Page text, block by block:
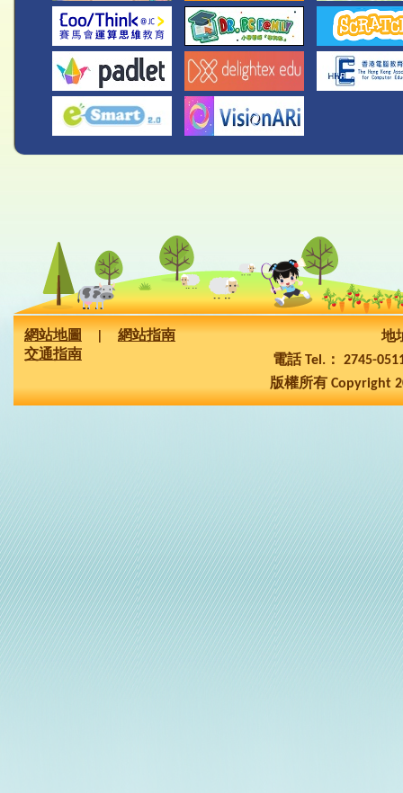
網站地圖
網站指南
交通指南
地
電話 Tel.： 2745-
版權所有 Copyright